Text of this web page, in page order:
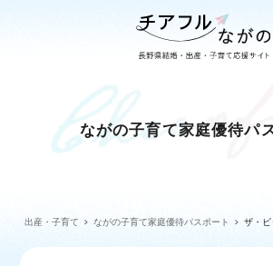
ながの子育て家庭優待パ
出産・子育て ながの子育て家庭優待パスポート ザ・ビ